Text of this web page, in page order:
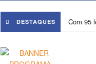
DESTAQUES